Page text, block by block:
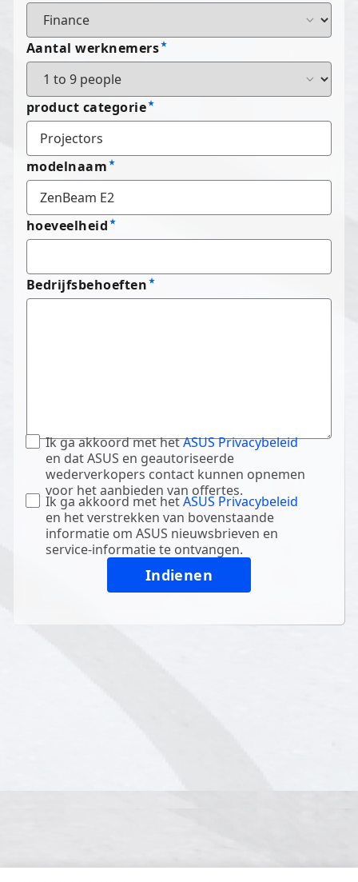
Aantal werknemers
product categorie
modelnaam
hoeveelheid
Bedrijfsbehoeften
Ik ga akkoord met hetASUS Privacybeleid
en dat ASUS en geautoriseerde
wederverkopers contact kunnen opnemen
voor het aanbieden van offertes.
Ik ga akkoord met hetASUS Privacybeleid
en het verstrekken van bovenstaande
informatie om ASUS nieuwsbrieven en
service-informatie te ontvangen.